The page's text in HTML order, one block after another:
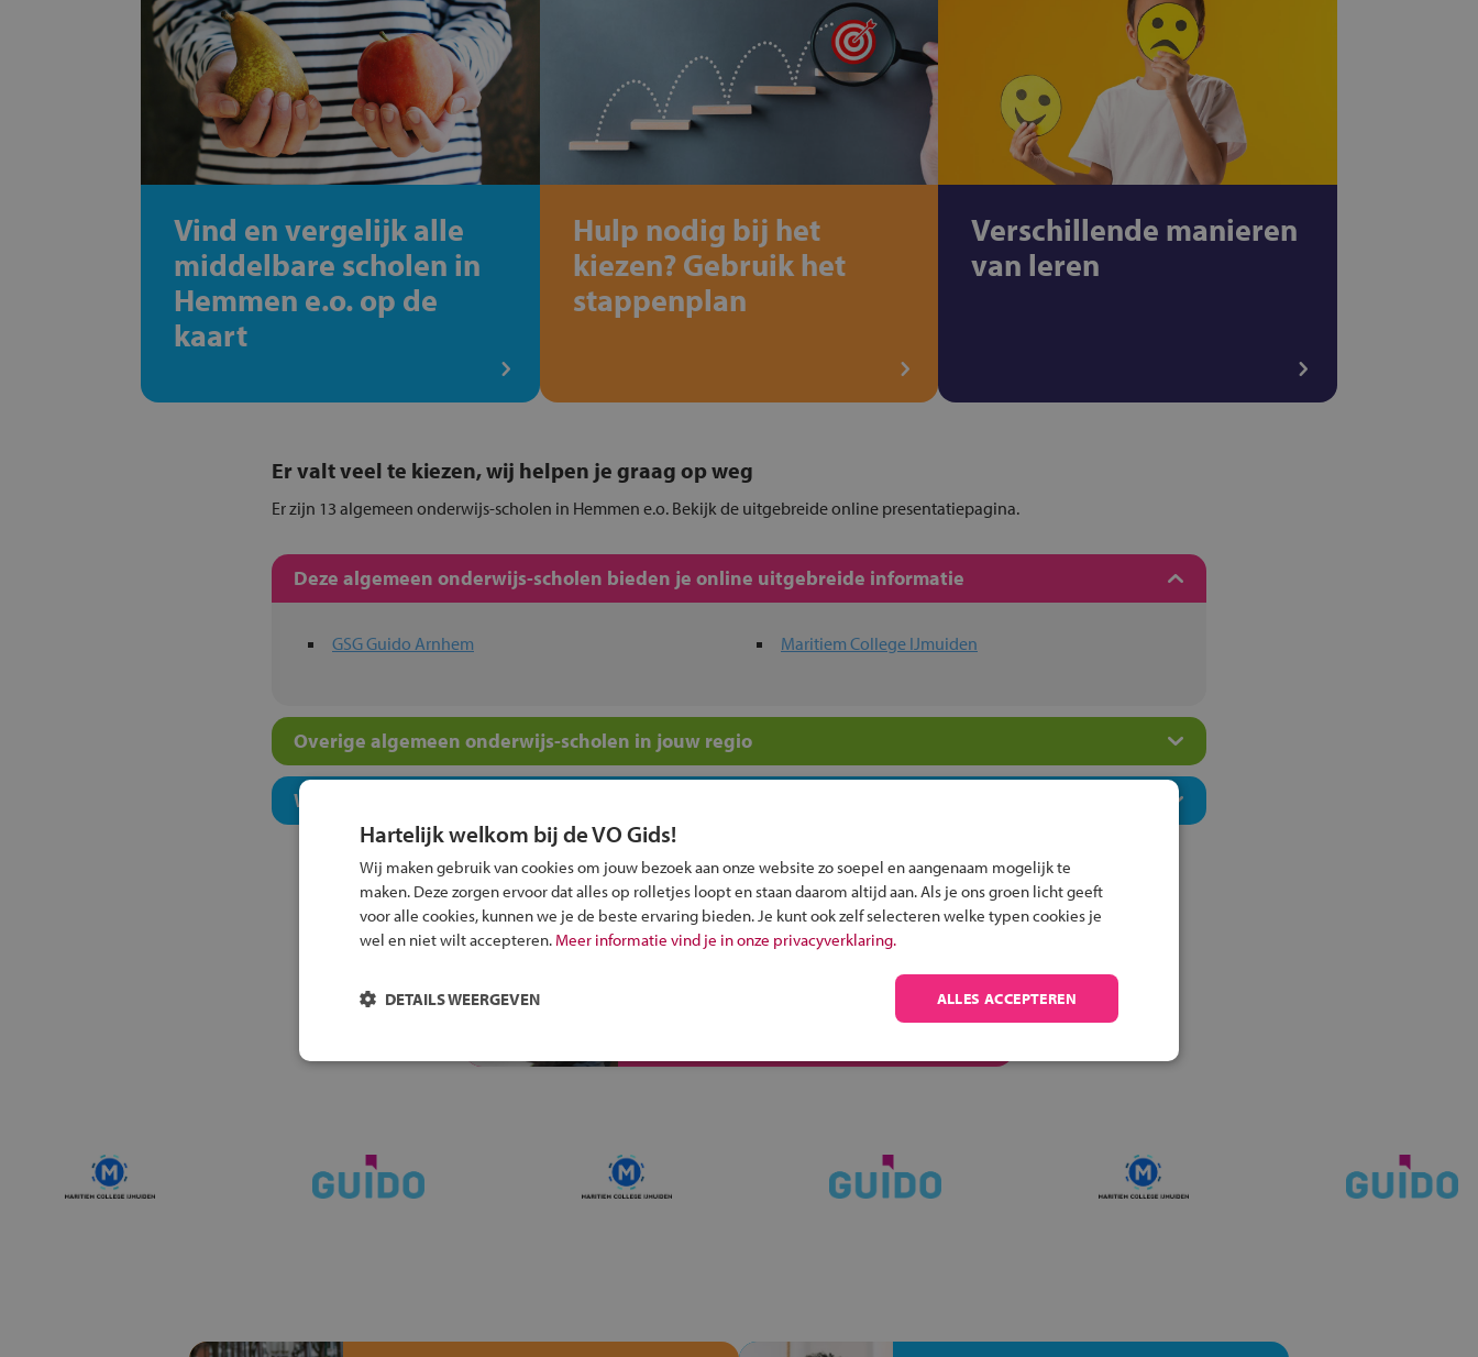
Vind en vergelijk alle
middelbare scholen in
Hemmen e.o. op de
kaart
Hulp nodig bij het
kiezen? Gebruik het
stappenplan
Verschillende manieren
van leren
Er valt veel te kiezen, wij helpen je graag op weg
Er zijn 13 algemeen onderwijs-scholen in Hemmen e.o. Bekijk de uitgebreide online presentatiepagina.
Deze algemeen onderwijs-scholen bieden je online uitgebreide informatie
GSG Guido Arnhem Maritiem College IJmuiden
Overige algemeen onderwijs-scholen in jouw regio
Welk niveau past bij jou?
Inschrijven?
Alle informatie om je kind aan te melden bij
Hartelijk welkom bij de VO Gids!
Wij maken gebruik van cookies om jouw bezoek aan onze website zo soepel en aangenaam mogelijk te
maken. Deze zorgen ervoor dat alles op rolletjes loopt en staan daarom altijd aan. Als je ons groen licht geeft
voor alle cookies, kunnen we je de beste ervaring bieden. Je kunt ook zelf selecteren welke typen cookies je
wel en niet wilt accepteren. Meer informatie vind je in onze privacyverklaring.
ALLES ACCEPTEREN
DETAILS WEERGEVEN